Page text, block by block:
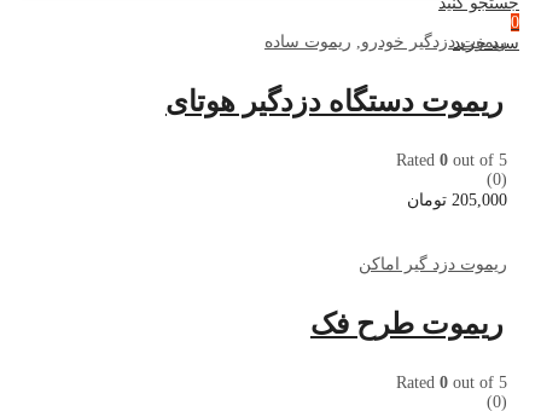
0
سبد خرید
ریموت دزدگیر خودرو ریموت ساده
ریموت دستگاه دزدگیر هوتای
Rated 0 out of 5
(0)
205,000 تومان
ریموت دزد گیر اماکن
ریموت طرح فک
Rated 0 out of 5
(0)